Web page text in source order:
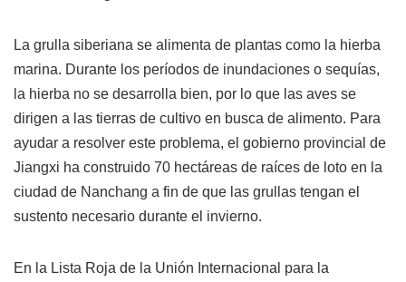
La grulla siberiana se alimenta de plantas como la hierba
marina. Durante los períodos de inundaciones o sequías,
la hierba no se desarrolla bien, por lo que las aves se
dirigen a las tierras de cultivo en busca de alimento. Para
ayudar a resolver este problema, el gobierno provincial de
Jiangxi ha construido 70 hectáreas de raíces de loto en la
ciudad de Nanchang a fin de que las grullas tengan el
sustento necesario durante el invierno.
En la Lista Roja de la Unión Internacional para la